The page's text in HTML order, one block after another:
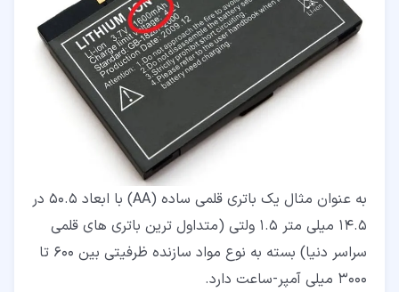
به عنوان مثال یک باتری قلمی ساده (AA) با ابعاد 50.5 در
14.5 میلی متر 1.5 ولتی (متداول ترین باتری های قلمی
سراسر دنیا) بسته به نوع مواد سازنده ظرفیتی بین 600 تا
3000 میلی آمپر-ساعت دارد.